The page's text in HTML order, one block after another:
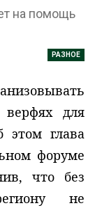
на помощь
РАЗНОЕ
верфях для
этом глава
форуме
что без
не